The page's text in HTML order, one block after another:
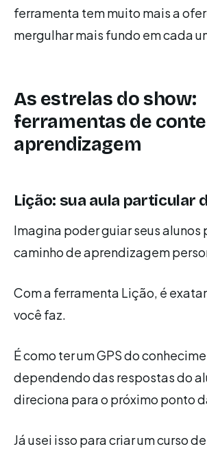
ferramenta tem muito mais a
mergulhar mais fundo em cada
As estrelas do show:
ferramentas de
aprendizagem
Lição: sua aula particular
Imagina poder guiar seus alunos
caminho de aprendizagem
Com a ferramenta Lição, é
você faz.
É como ter um GPS do
dependendo das respostas do
direciona para o próximo ponto
Já usei isso para criar um curso